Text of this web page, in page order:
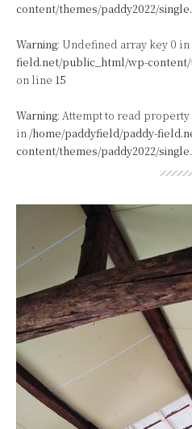
content/themes/paddy2022/
Warning: Undefined array key 0 in
field.net/public_html/wp-content/
on line 15
Warning: Attempt to read
in /home/paddyfield/paddy-
content/themes/paddy2022/